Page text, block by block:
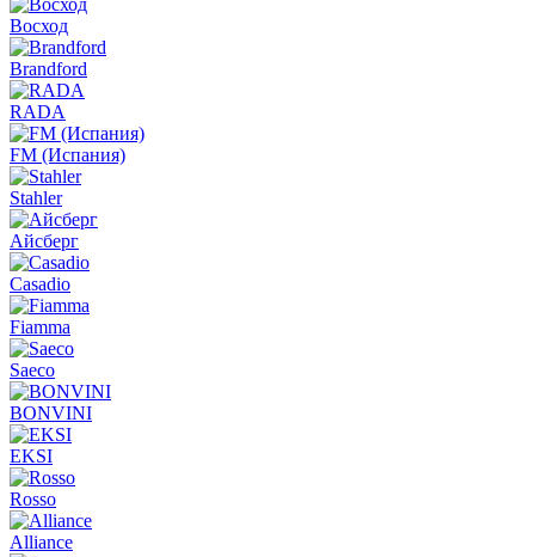
Восход
Brandford
RADA
FM (Испания)
Stahler
Айсберг
Casadio
Fiamma
Saeco
BONVINI
EKSI
Rosso
Alliance